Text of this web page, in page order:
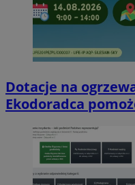
Dotacje na
Ekodoradca